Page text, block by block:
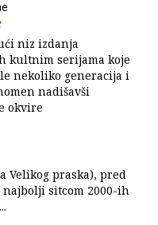
niz izdanja
kultnim serijama koje
nekoliko generacija i
nadišavši
okvire
Velikog praska), pred
sitcom 2000-ih